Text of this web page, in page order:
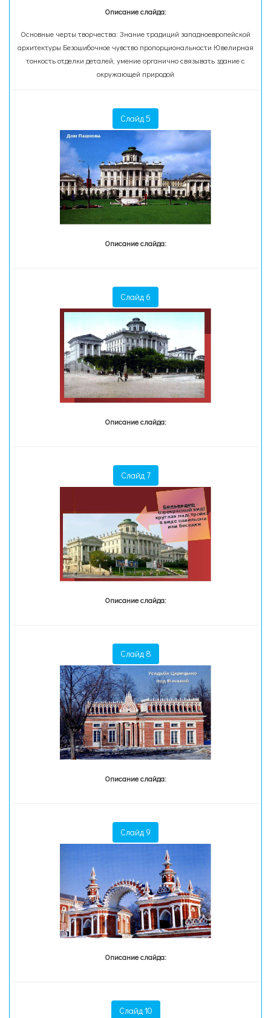
Описание слайда:
Основные черты творчества: Знание традиций западноевропейской
архитектуры Безошибочное чувство пропорциональности Ювелирная
тонкость отделки деталей, умение органично связывать здание с
окружающей природой
Слайд 5
Описание слайда:
Слайд 6
Описание слайда:
Слайд 7
Описание слайда:
Слайд 8
Описание слайда:
Слайд 9
Описание слайда:
Слайд 10